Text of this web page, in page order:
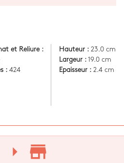
et Reliure :
: 424
Hauteur :23.0 cm
Largeur :19.0 cm
Epaisseur :2.4 cm
arrow_right store_mall_directory